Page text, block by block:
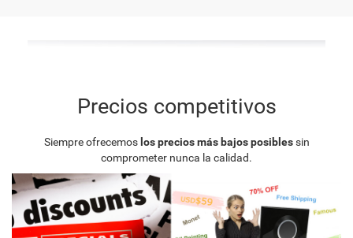
Precios competitivos
Siempre ofrecemos los precios más bajos posiblessin
comprometer nunca la calidad.